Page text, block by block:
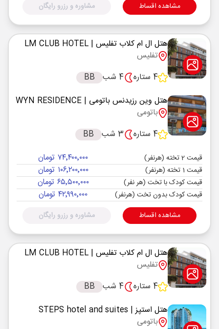
مشاهده اقساط مشاوره و رزرو رایگان
هتل ال ام کلاب تفلیس | LM CLUB HOTEL
تفلیس
4 ستاره
4 شب
BB
هتل وین رزیدنس باتومی | WYN RESIDENCE
باتومی
4 ستاره
3 شب BB
قیمت 2 تخته (هرنفر) ۷۴٬۴۰۰٬۰۰۰ تومان
قیمت 1 تخته (هرنفر) ۱۰۶٬۲۰۰٬۰۰۰ تومان
قیمت کودک با تخت (هر نفر) ۶۵٬۵۰۰٬۰۰۰ تومان
قیمت کودک بدون تخت (هرنفر) ۴۲٬۹۹۰٬۰۰۰ تومان
مشاهده اقساط مشاوره و رزرو رایگان
هتل ال ام کلاب تفلیس | LM CLUB HOTEL
تفلیس
4 ستاره
4 شب
BB
هتل استپز| STEPS hotel and suites
باتومی